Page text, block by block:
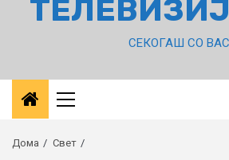
СЕКОГАШ СО ВАС
Primary
Дома Свет